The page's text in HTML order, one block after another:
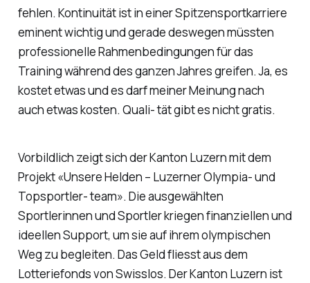
fehlen. Kontinuität ist in einer Spitzensportkarriere
eminent wichtig und gerade deswegen müssten
professionelle Rahmenbedingungen für das
Training während des ganzen Jahres greifen. Ja, es
kostet etwas und es darf meiner Meinung nach
auch etwas kosten. Quali- tät gibt es nicht gratis.
Vorbildlich zeigt sich der Kanton Luzern mit dem
Projekt «Unsere Helden – Luzerner Olympia- und
Topsportler- team». Die ausgewählten
Sportlerinnen und Sportler kriegen finanziellen und
ideellen Support, um sie auf ihrem olympischen
Weg zu begleiten. Das Geld fliesst aus dem
Lotteriefonds von Swisslos. Der Kanton Luzern ist